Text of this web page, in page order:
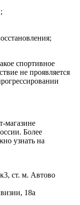
спортивное
не проявляется
магазине
Более
узнать на
ст. м. Автово
18а